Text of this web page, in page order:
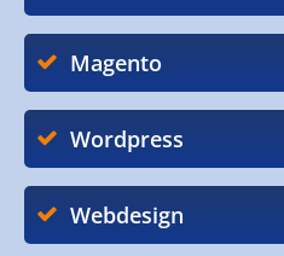
Magento
Wordpress
Webdesign